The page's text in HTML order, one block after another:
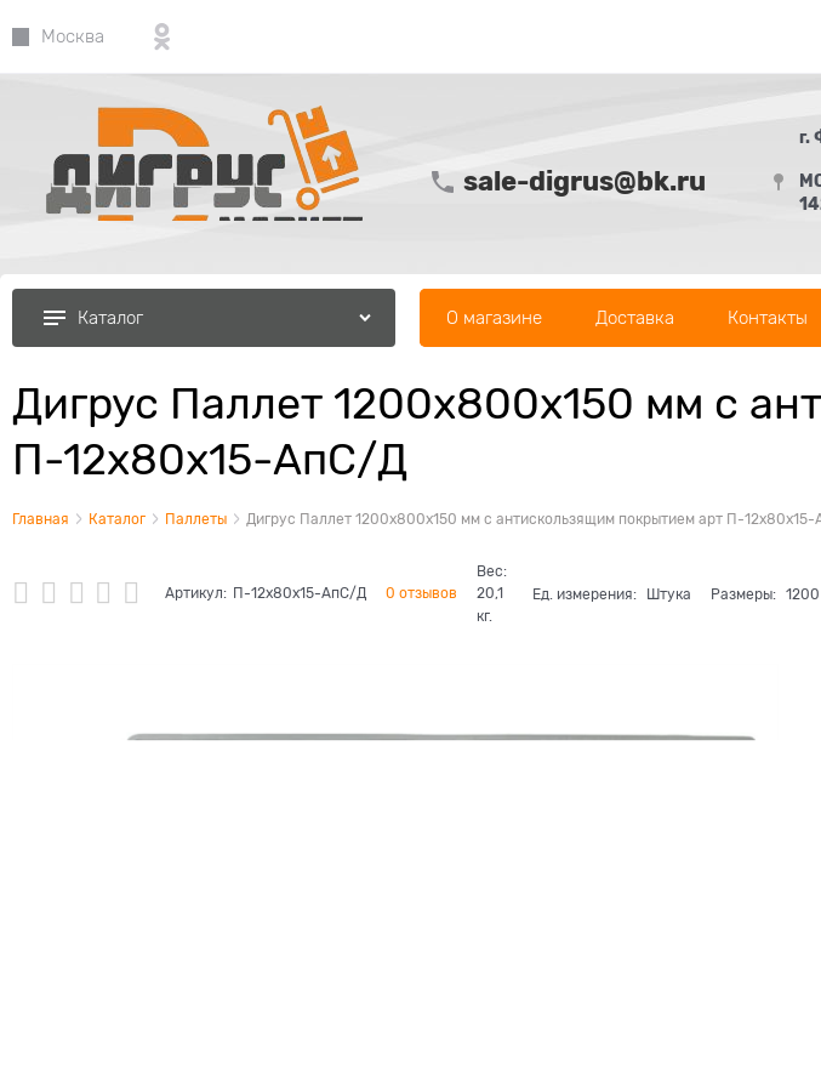
Москва
sale-digrus@bk.ru
г.
Каталог О магазине Доставка Контакты
Дигрус Паллет 1200х800х150 мм с
П-12х80х15-АпС/Д
Главная Каталог Паллеты Дигрус Паллет 1200х800х150 мм с антискользящим покрытием арт П-
Артикул: П-12х80х15-АпС/Д 0 отзывов
Вес:
20,1
кг.
Ед. измерения: Штука Размеры: 1200